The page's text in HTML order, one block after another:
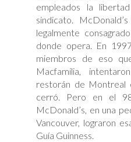
empleados la
sindicato.
legalmente
donde opera. En
miembros de eso
Macfamilia,
restorán de Montreal
cerró. Pero en el
McDonald’s, en una
Vancouver, lograron
Guía Guinness.